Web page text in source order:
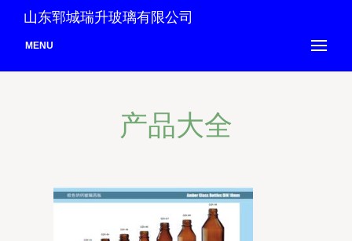
山东郓城瑞升玻璃有限公司
MENU
产品大全